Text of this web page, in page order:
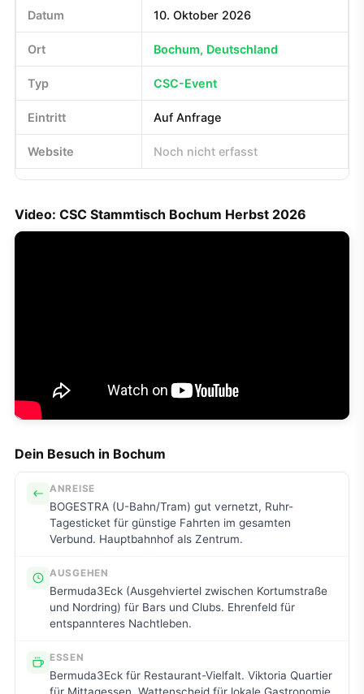
Datum 10. Oktober 2026
Ort Bochum, Deutschland
Typ CSC-Event
Eintritt Auf Anfrage
Website Noch nicht erfasst
Video: CSC Stammtisch Bochum Herbst 2026
Dein Besuch in Bochum
ANREISE
BOGESTRA (U-Bahn/Tram) gut vernetzt, Ruhr-
Tagesticket für günstige Fahrten im gesamten
Verbund. Hauptbahnhof als Zentrum.
AUSGEHEN
Bermuda3Eck (Ausgehviertel zwischen Kortumstraße
und Nordring) für Bars und Clubs. Ehrenfeld für
entspannteres Nachtleben.
ESSEN
Bermuda3Eck für Restaurant-Vielfalt. Viktoria Quartier